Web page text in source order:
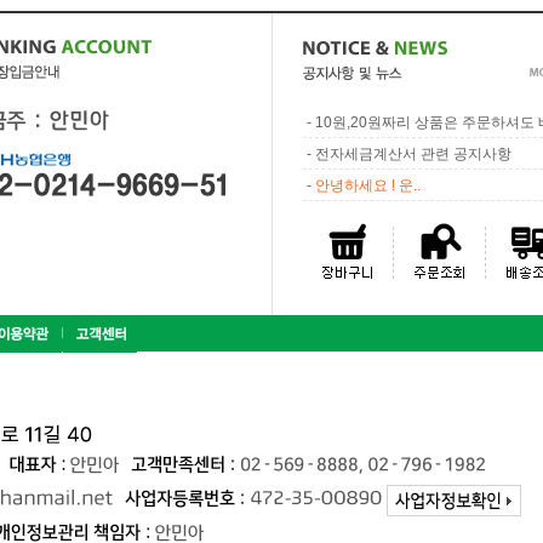
- 10원,20원짜리 상품은 주문하셔도
- 전자세금계산서 관련 공지사항
- 안녕하세요 ! 운..